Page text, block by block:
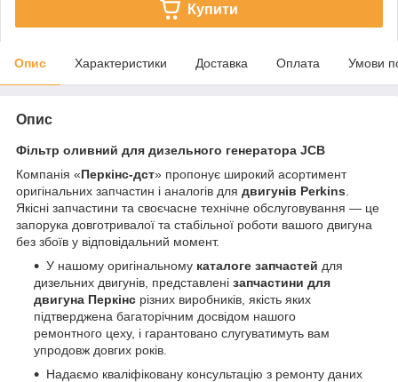
Купити
Опис Характеристики Доставка Оплата Умови
Опис
Фільтр оливний для дизельного генератора JCB
Компанія «Перкінс-дст» пропонує широкий асортимент
оригінальних запчастин і аналогів для двигунів Perkins
Якісні запчастини та своєчасне технічне обслуговування — це
запорука довготривалої та стабільної роботи вашого двигуна
без збоїв у відповідальний момент.
У нашому оригінальному каталоге запчастей для
дизельних двигунів, представлені запчастини для
двигуна Перкінс різних виробників, якість яких
підтверджена багаторічним досвідом нашого
ремонтного цеху, і гарантовано слугуватимуть вам
упродовж довгих років.
Надаємо кваліфіковану консультацію з ремонту даних